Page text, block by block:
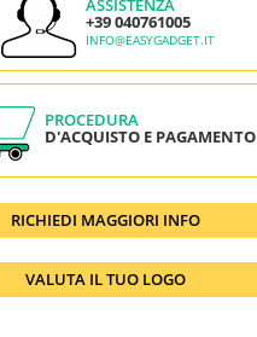
+39 040761005
INFO@EASYGADGET.IT
PROCEDURA
D'ACQUISTO E PAGAMENTO
RICHIEDI MAGGIORI INFO
VALUTA IL TUO LOGO